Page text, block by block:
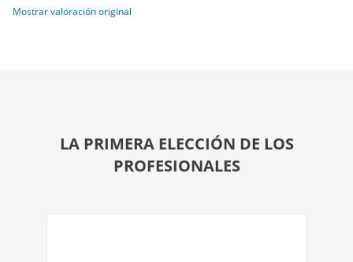
Mostrar valoración original
LA PRIMERA ELECCIÓN DE LOS
PROFESIONALES